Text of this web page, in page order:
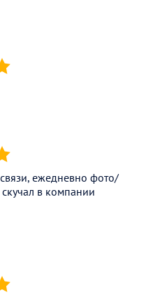
ежедневно фото/
в компании